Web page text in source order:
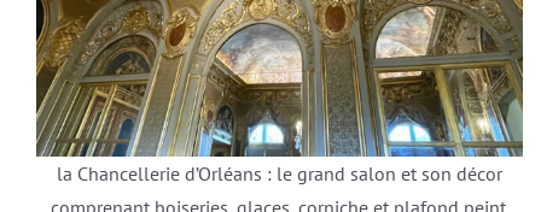
la Chancellerie d’Orléans : le grand salon et son décor
comprenant boiseries, glaces, corniche et plafond peint.